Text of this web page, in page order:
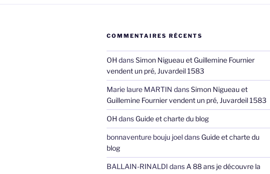
COMMENTAIRES RÉCENTS
OH dansSimon Nigueau et Guillemine Fournier
vendent un pré, Juvardeil 1583
Marie laure MARTIN dansSimon Nigueau et
Guillemine Fournier vendent un pré, Juvardeil 1583
OH dans Guide et charte du blog
bonnaventure bouju joeldans Guide et charte du
blog
BALLAIN-RINALDI dans A 88 ans je découvre la